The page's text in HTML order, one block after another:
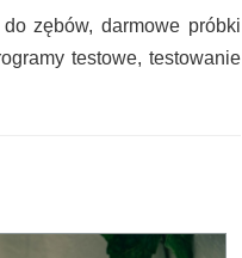
zębów, darmowe próbki
testowe, testowanie